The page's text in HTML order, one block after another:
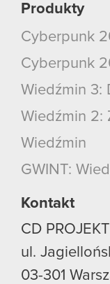
Produkty
Cyberpunk
Cyberpunk
Wiedźmin 3:
Wiedźmin 2:
Wiedźmin
GWINT:
Kontakt
CD
ul.
03-301